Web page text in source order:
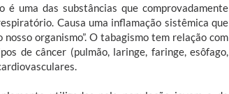
é uma das substâncias que comprovadamente
Causa uma inflamação sistêmica que
organismo”. O tabagismo tem relação com
de câncer (pulmão, laringe, faringe, esôfago,